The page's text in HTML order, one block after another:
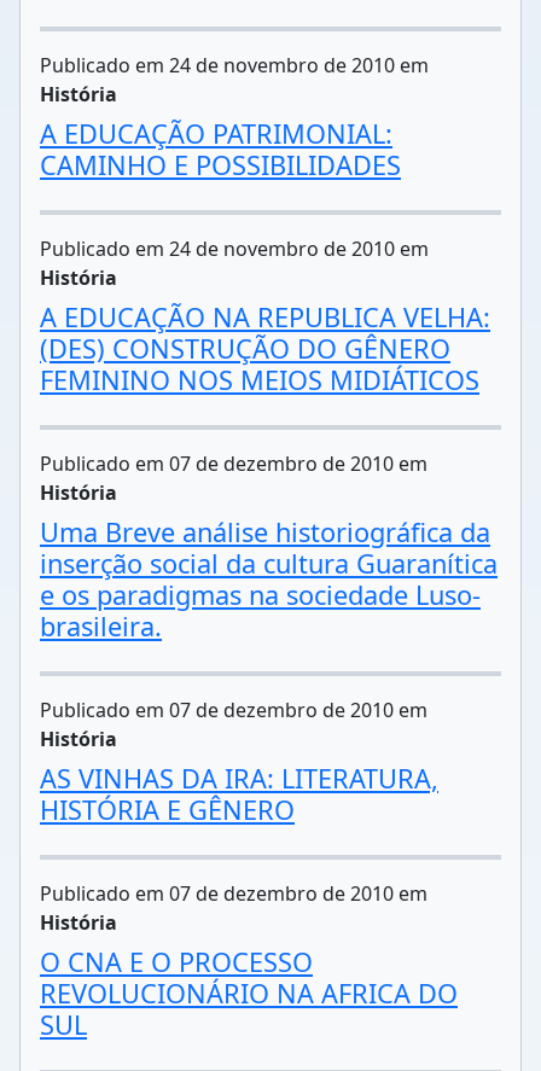
Publicado em 24 de novembro de 2010 em
História
A EDUCAÇÃO PATRIMONIAL:
CAMINHO E POSSIBILIDADES
Publicado em 24 de novembro de 2010 em
História
A EDUCAÇÃO NA REPUBLICA VELHA:
(DES) CONSTRUÇÃO DO GÊNERO
FEMININO NOS MEIOS MIDIÁTICOS
Publicado em 07 de dezembro de 2010 em
História
Uma Breve análise historiográfica da
inserção social da cultura Guaranítica
e os paradigmas na sociedade Luso-
brasileira.
Publicado em 07 de dezembro de 2010 em
História
AS VINHAS DA IRA: LITERATURA,
HISTÓRIA E GÊNERO
Publicado em 07 de dezembro de 2010 em
História
O CNA E O PROCESSO
REVOLUCIONÁRIO NA AFRICA DO
SUL